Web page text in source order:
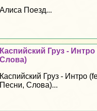
Алиса Поезд...
Каспийский Груз -
Слова)
Каспийский Груз - Интро
Песни, Слова)...